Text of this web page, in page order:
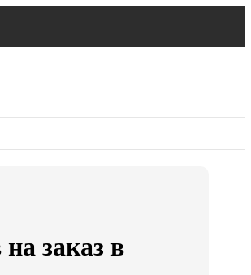
заказ в